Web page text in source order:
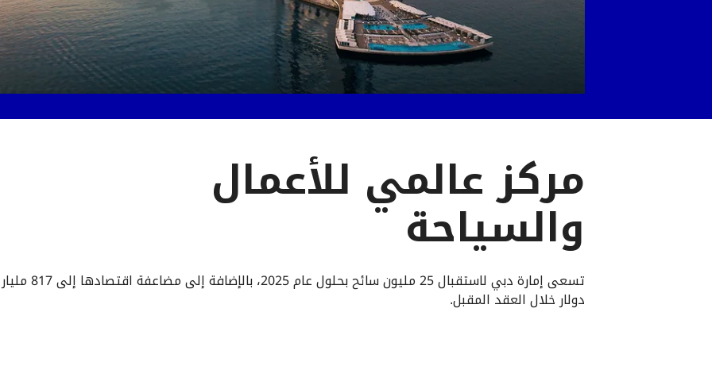
مركز عالمي للأعمال
والسياحة
تسعى إمارة دبي لاستقبال 25 مليون سائح بحلول عام 2025، بالإضافة إلى مضاعفة اقتصادها إلى 817 مليار
دولار خلال العقد المقبل.